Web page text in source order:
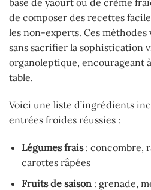
base de yaourt ou de crème
de composer des recettes
les non-experts. Ces
sans sacrifier la sophistication
organoleptique, encourageant
table.
Voici une liste d’ingrédients
entrées froides réussies :
Légumes frais: concombre,
carottes râpées
Fruits de saison: grenade,